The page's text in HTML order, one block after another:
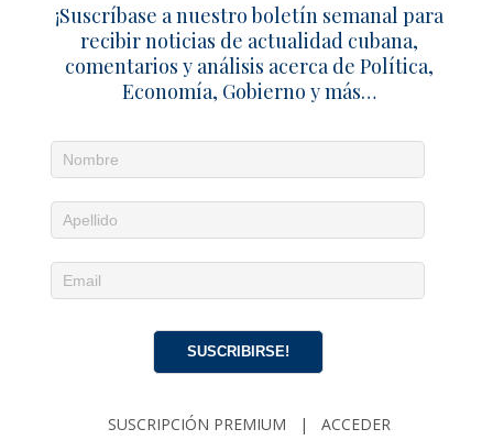
López Obrador conferirá la máxima
condecoración de México a Miguel
Díaz-Canel
11 febrero 2023 Redacción 0
Turismo no es renglón económico:
28 marzo 2025 Abel Santiago Francis Acea
SÉ EL PRIMERO EN COMENTAR
¡Suscríbase a nuestro boletín semanal para
recibir noticias de actualidad cubana,
comentarios y análisis acerca de Política,
Economía, Gobierno y más…
SUSCRIBIRSE!
SUSCRIPCIÓN PREMIUM | ACCEDER